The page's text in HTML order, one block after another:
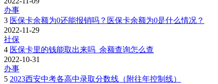
办事
3 医保卡余额为0还能报销吗？医保卡余额为0是什么情况？
2022-11-29
社保
4 医保卡里的钱能取出来吗_余额查询怎么查
2022-10-31
办事
5 2023西安中考各高中录取分数线（附往年控制线）